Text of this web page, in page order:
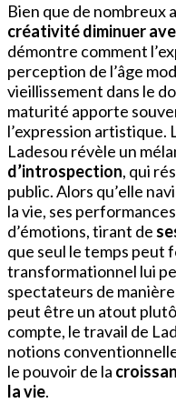
Bien que de nombreux
créativité diminuer
démontre comment
perception de l’âge
vieillissement dans le
maturité apporte
l’expression artistique.
Ladesou révèle un
d’introspection, qui
public. Alors qu’elle
la vie, ses
d’émotions, tirant de
que seul le temps peut
transformationnel lui
spectateurs de
peut être un atout
compte, le travail de
notions
le pouvoir de la
la vie.